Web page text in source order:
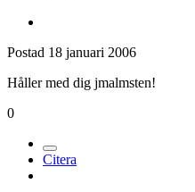
Postad 18 januari 2006
Håller med dig jmalmsten!
0
Citera